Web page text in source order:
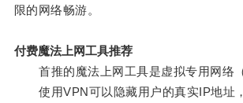
限的网络畅游。
付费魔法上网工具推荐
首推的魔法上网工具是虚拟专用网络（
使用VPN可以隐藏用户的真实IP地址，